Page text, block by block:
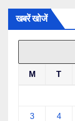
खबरें खोजें
M T
3 4